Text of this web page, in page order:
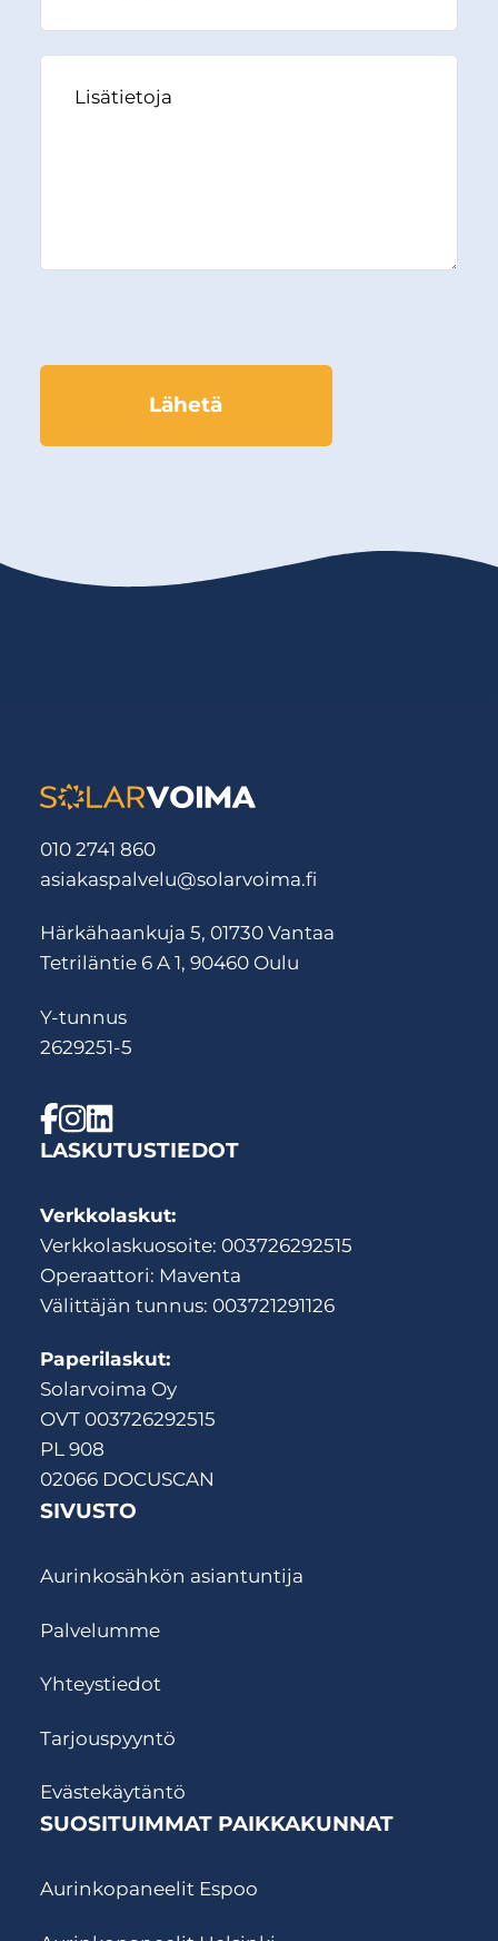
010 2741 860
asiakaspalvelu@solarvoima.fi
Härkähaankuja 5, 01730 Vantaa
Tetriläntie 6 A 1, 90460 Oulu
Y-tunnus
2629251-5
LASKUTUSTIEDOT
Verkkolaskut:
Verkkolaskuosoite: 003726292515
Operaattori: Maventa
Välittäjän tunnus: 003721291126
Paperilaskut:
Solarvoima Oy
OVT 003726292515
PL 908
02066 DOCUSCAN
SIVUSTO
Aurinkosähkön asiantuntija
Palvelumme
Yhteystiedot
Tarjouspyyntö
Evästekäytäntö
SUOSITUIMMAT PAIKKAKUNNAT
Aurinkopaneelit Espoo